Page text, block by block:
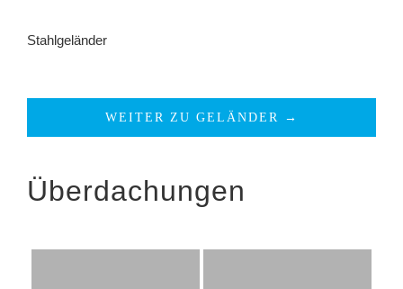
Stahlgeländer
WEITER ZU GELÄNDER →
Überdachungen